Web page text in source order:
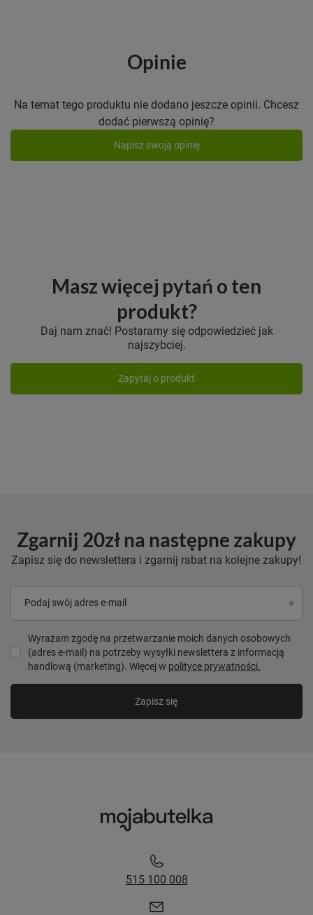
Opinie
Na temat tego produktu nie dodano jeszcze opinii. Chcesz
dodać pierwszą opinię?
Napisz swoją opinię
Masz więcej pytań o ten
produkt?
Daj nam znać! Postaramy się odpowiedzieć jak
najszybciej.
Zapytaj o produkt
Zgarnij 20zł na następne zakupy
Zapisz się do newslettera i zgarnij rabat na kolejne zakupy!
Podaj swój adres e-mail
Wyrażam zgodę na przetwarzanie moich danych osobowych
(adres e-mail) na potrzeby wysyłki newslettera z informacją
handlową (marketing). Więcej w polityce prywatności.
Zapisz się
515 100 008